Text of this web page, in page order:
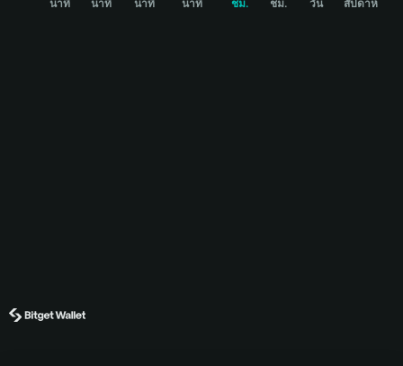
นาที
นาที
นาที
นาที
ชม.
ชม.
วัน
สัปดาห์